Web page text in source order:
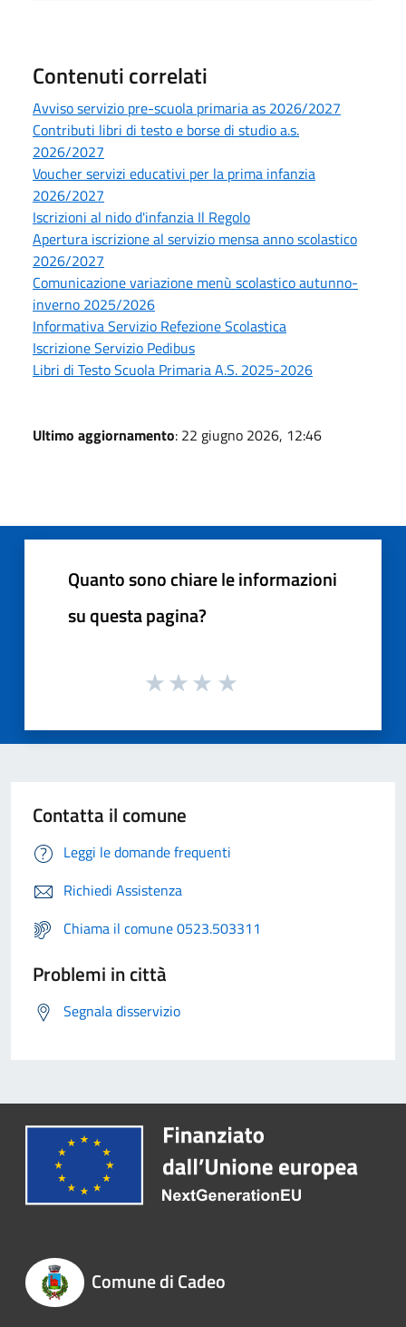
Contenuti correlati
Avviso servizio pre-scuola primaria as 2026/2027
Contributi libri di testo e borse di studio a.s.
2026/2027
Voucher servizi educativi per la prima infanzia
2026/2027
Iscrizioni al nido d'infanzia Il Regolo
Apertura iscrizione al servizio mensa anno scolastico
2026/2027
Comunicazione variazione menù scolastico autunno-
inverno 2025/2026
Informativa Servizio Refezione Scolastica
Iscrizione Servizio Pedibus
Libri di Testo Scuola Primaria A.S. 2025-2026
Ultimo aggiornamento: 22 giugno 2026, 12:46
Quanto sono chiare le informazioni
su questa pagina?
Contatta il comune
Leggi le domande frequenti
Richiedi Assistenza
Chiama il comune 0523.503311
Problemi in città
Segnala disservizio
Comune di Cadeo